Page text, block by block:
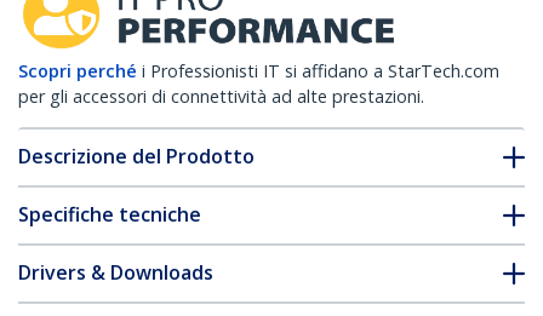
Scopri perché i Professionisti IT si affidano a StarTech.com
per gli accessori di connettività ad alte prestazioni.
Descrizione del Prodotto
Specifiche tecniche
Drivers & Downloads